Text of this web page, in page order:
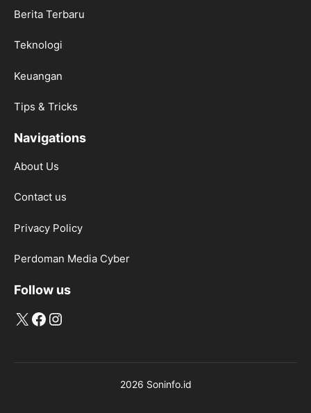
Berita Terbaru
Teknologi
Keuangan
Tips & Tricks
Navigations
About Us
Contact us
Privacy Policy
Perdoman Media Cyber
Follow us
X Facebook
Instagram
2026 Soninfo.id